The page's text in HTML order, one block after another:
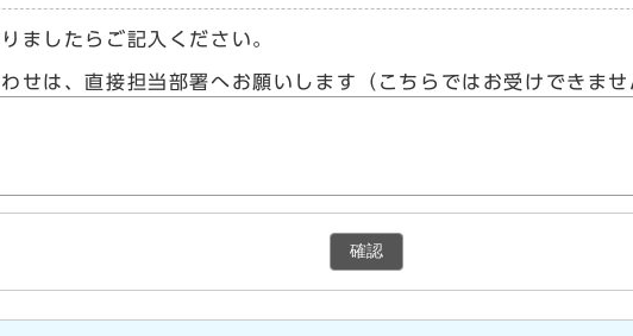
ましたらご記入ください。
せは、直接担当部署へお願いします（こちらではお受けできま
確認